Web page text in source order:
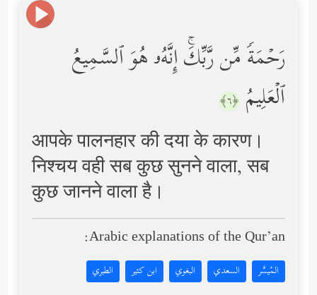
رَحۡمَةࣰ مِّن رَّبِّكَۚ إِنَّهُۥ هُوَ ٱلسَّمِیعُ
ٱلۡعَلِیمُ ﴿٦﴾
आपके पालनहार की दया के कारण।
निश्चय वही सब कुछ सुनने वाला, सब
कुछ जानने वाला है।
Arabic explanations of the Qur’an:
المُيسَّر السعدي البغوي ابن كثير الطبري